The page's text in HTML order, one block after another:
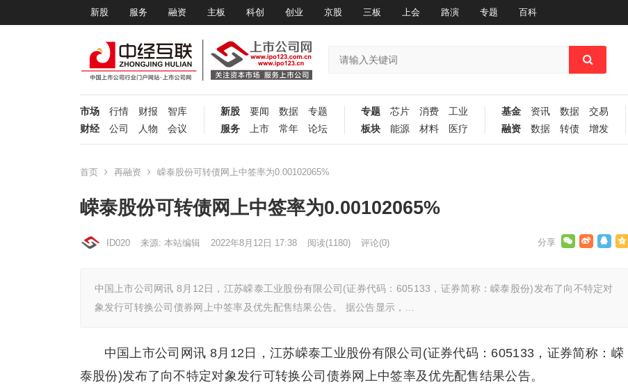
新股 服务 融资 主板 科创 创业 京股 三板 上会 路演 专题 百科
市场 行情 财报
智库
财经
公司 人物 会议
新股 要闻 数据
专题
服务
上市 常年 论坛
专题 芯片 消费
工业
板块
能源 材料 医疗
基金 资讯 数据
交易
融资
数据 转债 增发
首页 再融资 嵘泰股份可转债网上中签率为0.00102065%
嵘泰股份可转债网上中签率为0.00102065%
ID020 来源: 本站编辑 2022年8月12日 17:38 阅读(1180) 评论(0)
中国上市公司网讯 8月12日，江苏嵘泰工业股份有限公司(证券代码：605133，证券简称：嵘泰股份)发布了向不特定对
象发行可转换公司债券网上中签率及优先配售结果公告。 据公告显示，…
中国上市公司网讯 8月12日，江苏嵘泰工业股份有限公司(证券代码：605133，证券简称：嵘
泰股份)发布了向不特定对象发行可转换公司债券网上中签率及优先配售结果公告。